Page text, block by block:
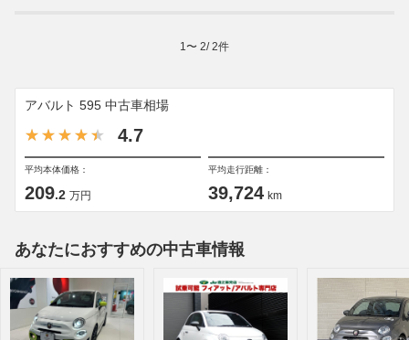
1 〜 2/2件
アバルト 595 中古車相場
4.7
平均本体価格：
209.2 万円
平均走行距離：
39,724 km
あなたにおすすめの中古車情報